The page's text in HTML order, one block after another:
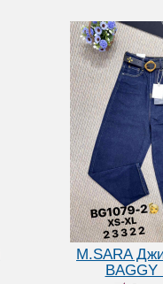
M.SARA
BAGGY